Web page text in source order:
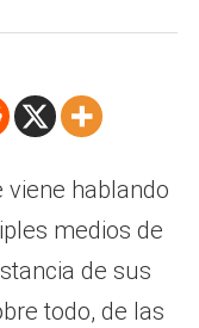
viene hablando
medios de
de sus
todo, de las